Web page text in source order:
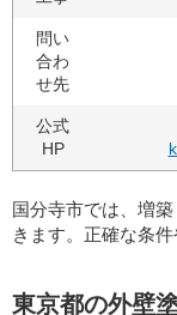
問い
合わ
せ先
公式
HP
国分寺市では、増
きます。正確な条
東京都の外壁